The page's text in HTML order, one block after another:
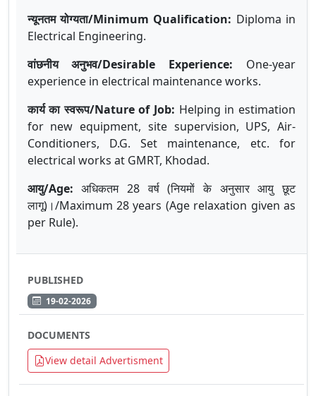
न्यूनतम योग्यता/Minimum Qualification: Diploma in
Electrical Engineering.
वांछनीय अनुभव/Desirable Experience: One-year
experience in electrical maintenance works.
कार्य का स्वरूप/Nature of Job: Helping in estimation
for new equipment, site supervision, UPS, Air-
Conditioners, D.G. Set maintenance, etc. for
electrical works at GMRT, Khodad.
आयु/Age:अधिकतम28वर्ष(नियमों के अनुसार आयु छूट
लागू)।/Maximum 28 years (Age relaxation given as
per Rule).
PUBLISHED
19-02-2026
DOCUMENTS
View detail Advertisment